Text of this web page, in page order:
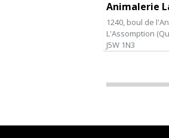
Animalerie
1240, boul de
L'Assomption (
J5W 1N3